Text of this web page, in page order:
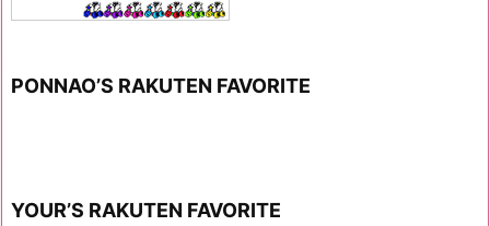
PONNAO’S RAKUTEN FAVORITE
YOUR’S RAKUTEN FAVORITE